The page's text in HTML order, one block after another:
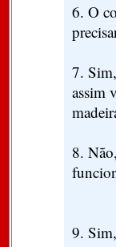
6. O
7.
assim
8.
9.